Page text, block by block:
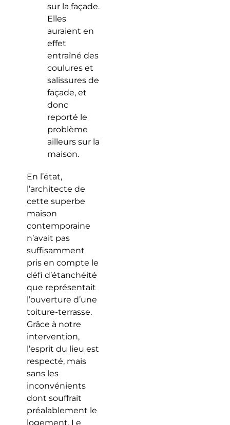
sur la façade.
Elles
auraient en
effet
entraîné des
coulures et
salissures de
façade, et
donc
reporté le
problème
ailleurs sur la
maison.
En l’état,
l’architecte de
cette superbe
maison
contemporaine
n’avait pas
suffisamment
pris en compte le
défi d’étanchéité
que représentait
l’ouverture d’une
toiture-terrasse.
Grâce à notre
intervention,
l’esprit du lieu est
respecté, mais
sans les
inconvénients
dont souffrait
préalablement le
logement. Le